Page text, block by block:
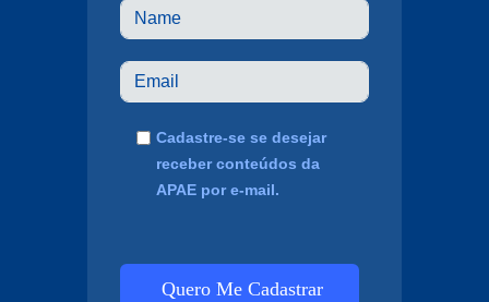
Cadastre-se se desejar
receber conteúdos da
APAE por e-mail.
Quero Me Cadastrar